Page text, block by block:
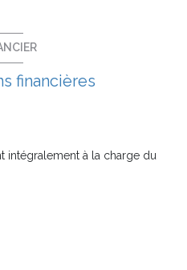
financières
intégralement à la charge du